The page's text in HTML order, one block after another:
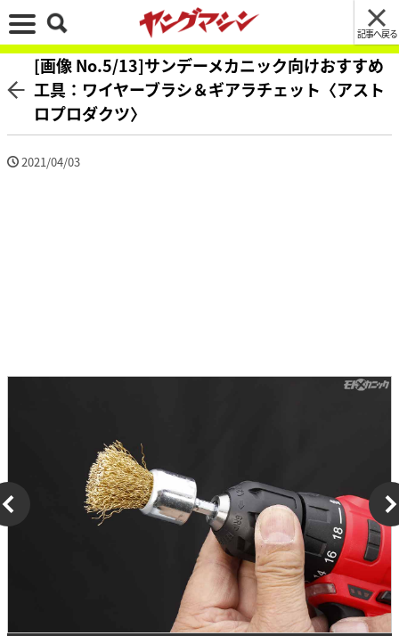
記事へ戻る
[画像 No.5/13]サンデーメカニック向けおすすめ
工具：ワイヤーブラシ＆ギアラチェット〈アスト
ロプロダクツ〉
2021/04/03